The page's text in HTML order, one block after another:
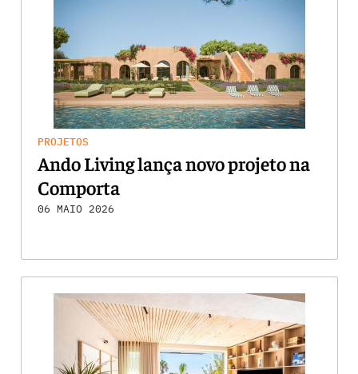
PROJETOS
Ando Living lança novo projeto na
Comporta
06 MAIO 2026